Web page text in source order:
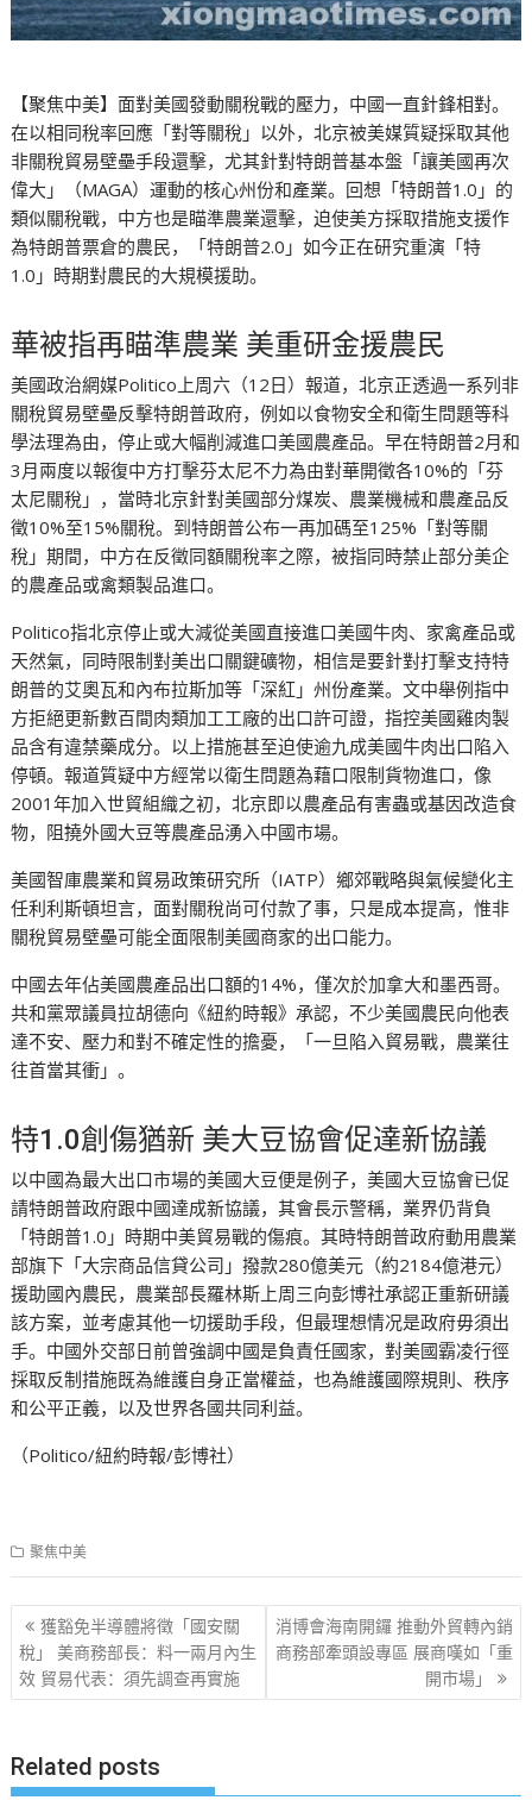
【聚焦中美】面對美國發動關稅戰的壓力，中國一直針鋒相對。
在以相同稅率回應「對等關稅」以外，北京被美媒質疑採取其他
非關稅貿易壁壘手段還擊，尤其針對特朗普基本盤「讓美國再次
偉大」（MAGA）運動的核心州份和產業。回想「特朗普1.0」的
類似關稅戰，中方也是瞄準農業還擊，迫使美方採取措施支援作
為特朗普票倉的農民，「特朗普2.0」如今正在研究重演「特
1.0」時期對農民的大規模援助。
華被指再瞄準農業 美重研金援農民
美國政治網媒Politico上周六（12日）報道，北京正透過一系列非
關稅貿易壁壘反擊特朗普政府，例如以食物安全和衛生問題等科
學法理為由，停止或大幅削減進口美國農產品。早在特朗普2月和
3月兩度以報復中方打擊芬太尼不力為由對華開徵各10%的「芬
太尼關稅」，當時北京針對美國部分煤炭、農業機械和農產品反
徵10%至15%關稅。到特朗普公布一再加碼至125%「對等關
稅」期間，中方在反徵同額關稅率之際，被指同時禁止部分美企
的農產品或禽類製品進口。
Politico指北京停止或大減從美國直接進口美國牛肉、家禽產品或
天然氣，同時限制對美出口關鍵礦物，相信是要針對打擊支持特
朗普的艾奧瓦和內布拉斯加等「深紅」州份產業。文中舉例指中
方拒絕更新數百間肉類加工工廠的出口許可證，指控美國雞肉製
品含有違禁藥成分。以上措施甚至迫使逾九成美國牛肉出口陷入
停頓。報道質疑中方經常以衛生問題為藉口限制貨物進口，像
2001年加入世貿組織之初，北京即以農產品有害蟲或基因改造食
物，阻撓外國大豆等農產品湧入中國市場。
美國智庫農業和貿易政策研究所（IATP）鄉郊戰略與氣候變化主
任利利斯頓坦言，面對關稅尚可付款了事，只是成本提高，惟非
關稅貿易壁壘可能全面限制美國商家的出口能力。
中國去年佔美國農產品出口額的14%，僅次於加拿大和墨西哥。
共和黨眾議員拉胡德向《紐約時報》承認，不少美國農民向他表
達不安、壓力和對不確定性的擔憂，「一旦陷入貿易戰，農業往
往首當其衝」。
特1.0創傷猶新 美大豆協會促達新協議
以中國為最大出口市場的美國大豆便是例子，美國大豆協會已促
請特朗普政府跟中國達成新協議，其會長示警稱，業界仍背負
「特朗普1.0」時期中美貿易戰的傷痕。其時特朗普政府動用農業
部旗下「大宗商品信貸公司」撥款280億美元（約2184億港元）
援助國內農民，農業部長羅林斯上周三向彭博社承認正重新研議
該方案，並考慮其他一切援助手段，但最理想情况是政府毋須出
手。中國外交部日前曾強調中國是負責任國家，對美國霸凌行徑
採取反制措施既為維護自身正當權益，也為維護國際規則、秩序
和公平正義，以及世界各國共同利益。
（Politico/紐約時報/彭博社）
聚焦中美
文
章
导
獲豁免半導體將徵「國安關
稅」 美商務部長：料一兩月內生
效 貿易代表：須先調查再實施
消博會海南開鑼 推動外貿轉內銷
商務部牽頭設專區 展商嘆如「重
開市場」
Related posts